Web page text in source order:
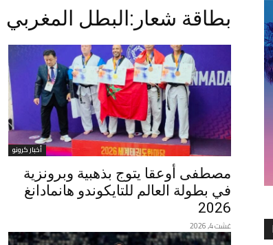
بطاقة شعار:البطل المغربي
أخبار كرونو
مصطفى أوعقا يتوج بذهبية وبرونزية
في بطولة العالم للتايكوندو هانمادانغ
2026
غشت 4, 2026